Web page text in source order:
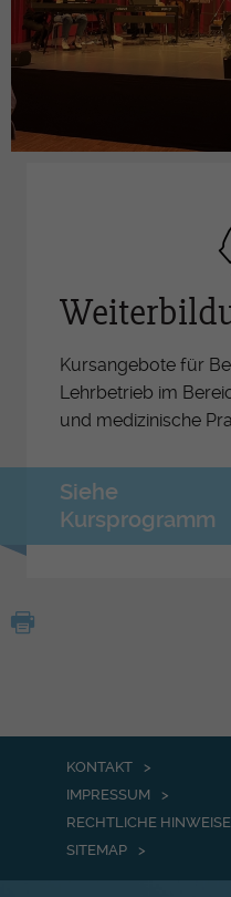
Kursangebote für
Lehrbetrieb im
und medizinische
Siehe
Kursprogramm
KONTAKT
IMPRESSUM
RECHTLICHE HINWEISE
SITEMAP